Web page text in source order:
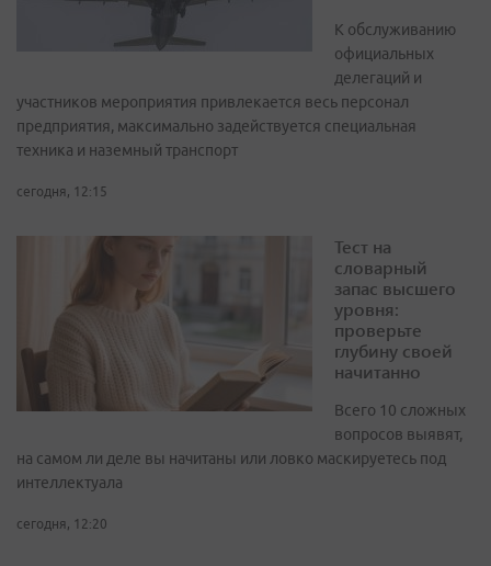
К обслуживанию
официальных
делегаций и
участников мероприятия привлекается весь персонал
предприятия, максимально задействуется специальная
техника и наземный транспорт
сегодня, 12:15
Тест на
словарный
запас высшего
уровня:
проверьте
глубину своей
начитанно
Всего 10 сложных
вопросов выявят,
на самом ли деле вы начитаны или ловко маскируетесь под
интеллектуала
сегодня, 12:20